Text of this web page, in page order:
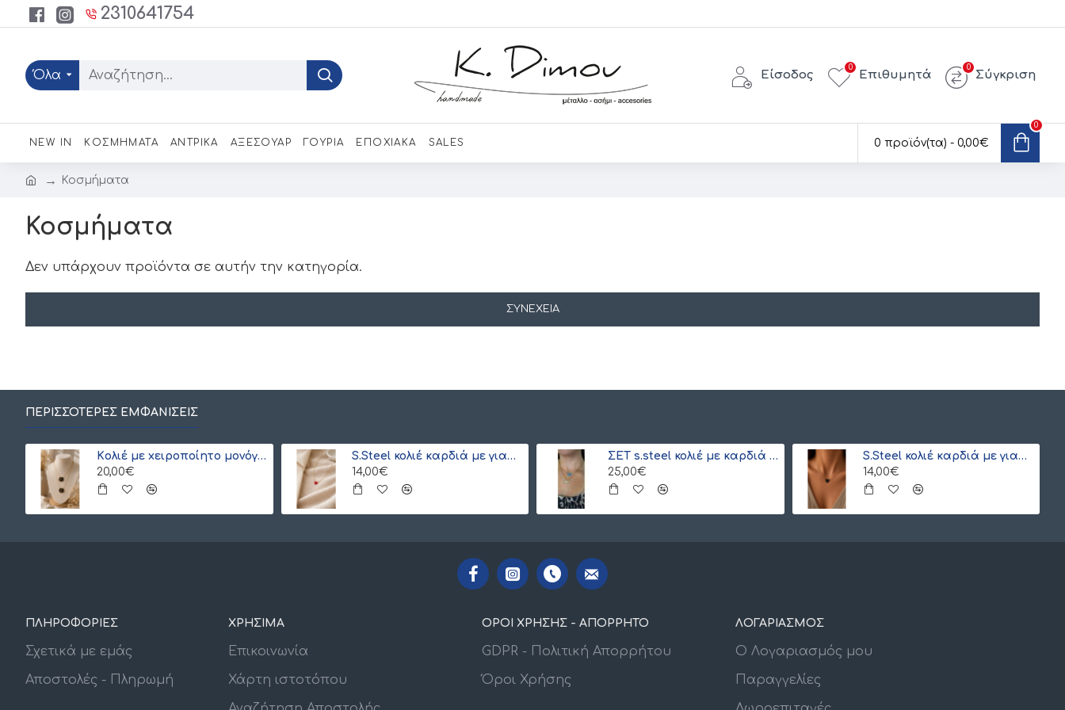
2310641754
Όλα Είσοδος Επιθυμητά
0
Σύγκριση
0
NEW IN ΚΟΣΜΗΜΑΤΑ ΑΝΤΡΙΚΑ ΑΞΕΣΟΥΑΡ ΓΟΥΡΙΑ ΕΠΟΧΙΑΚΑ SALES 0 προϊόν(τα) - 0,00€
0
Κοσμήματα
Κοσμήματα
Δεν υπάρχουν προϊόντα σε αυτήν την κατηγορία.
ΣΥΝΈΧΕΙΑ
ΠΕΡΙΣΣΌΤΕΡΕΣ ΕΜΦΑΝΊΣΕΙΣ
Kολιέ με xειροποίητο μονόγραμμα από γιαπωνέζικες χάντρες Miyuki , χρυσό
20,00€
S.Steel κολιέ καρδιά με γιαπωνέζικες χάντρες Miyuki κόκκινο-χρυσό
14,00€
ΣΕΤ s.steel κολιέ με καρδιά και ματάκι Miyuki (ξεχωριστά) λευκό-γαλάζιο
25,00€
S.Steel κολιέ καρδιά με γιαπωνέζικες χάντρες Miyuki μαύρο-χρυσό
14,00€
ΠΛΗΡΟΦΟΡΙΕΣ
Σχετικά με εμάς
Αποστολές - Πληρωμή
ΧΡΗΣΙΜΑ
Επικοινωνία
Χάρτη ιστοτόπου
ΟΡΟΙ ΧΡΗΣΗΣ - ΑΠΟΡΡΗΤΟ
GDPR - Πολιτική Απορρήτου
Όροι Χρήσης
ΛΟΓΑΡΙΑΣΜΟΣ
Ο Λογαριασμός μου
Παραγγελίες